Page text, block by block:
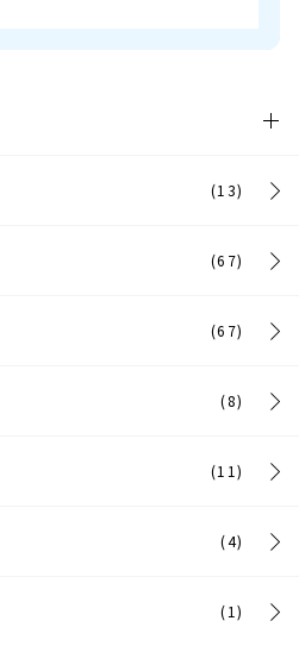
(13)
(67)
(67)
(8)
(11)
(4)
(1)